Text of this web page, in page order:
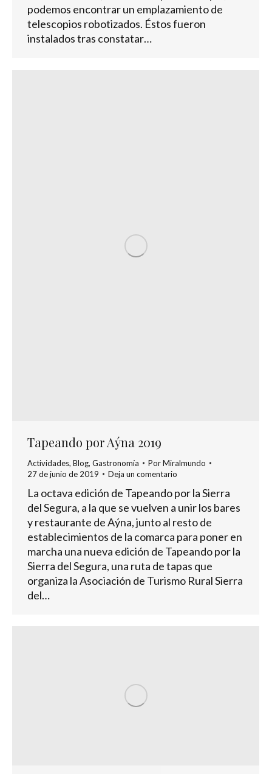
podemos encontrar un emplazamiento de
telescopios robotizados. Éstos fueron
instalados tras constatar…
Tapeando por Aýna 2019
Actividades, Blog, Gastronomía PorMiralmundo
27 de junio de 2019
Deja un comentario
La octava edición de Tapeando por la Sierra
del Segura, a la que se vuelven a unir los bares
y restaurante de Aýna, junto al resto de
establecimientos de la comarca para poner en
marcha una nueva edición de Tapeando por la
Sierra del Segura, una ruta de tapas que
organiza la Asociación de Turismo Rural Sierra
del…